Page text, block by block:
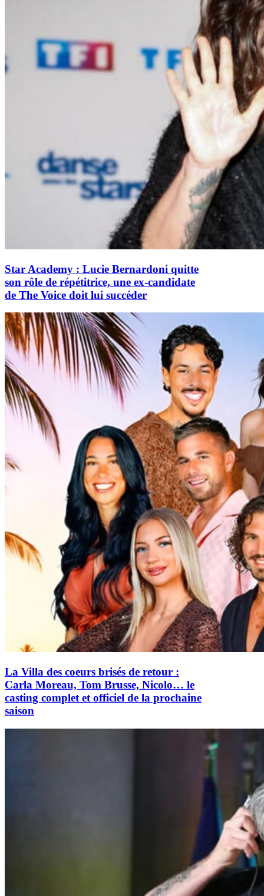
Star Academy : Lucie Bernardoni quitte
son rôle de répétitrice, une ex-candidate
de The Voice doit lui succéder
La Villa des coeurs brisés de retour :
Carla Moreau, Tom Brusse, Nicolo… le
casting complet et officiel de la prochaine
saison